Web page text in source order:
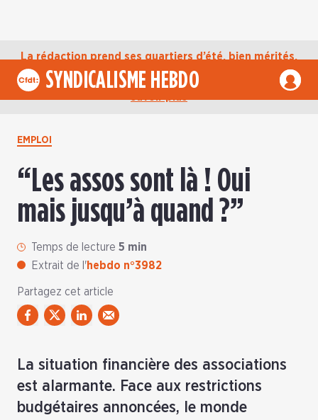
La rédaction prend ses quartiers d’été, bien mérités,
jusqu’au mardi 1er septembre. D’ici là, retrouvez
l’actualité de la CFDT sur notre compte Bluesky. En
SYNDICALISME HEBDO
EMPLOI
“Les assos sont là ! Oui
mais jusqu’à quand ?”
Temps de lecture 5 min
Extrait de l'hebdo n°3982
Partagez cet article
La situation financière des associations
est alarmante. Face aux restrictions
budgétaires annoncées, le monde